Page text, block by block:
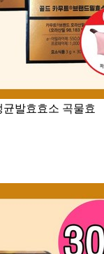
발효효소 곡물효